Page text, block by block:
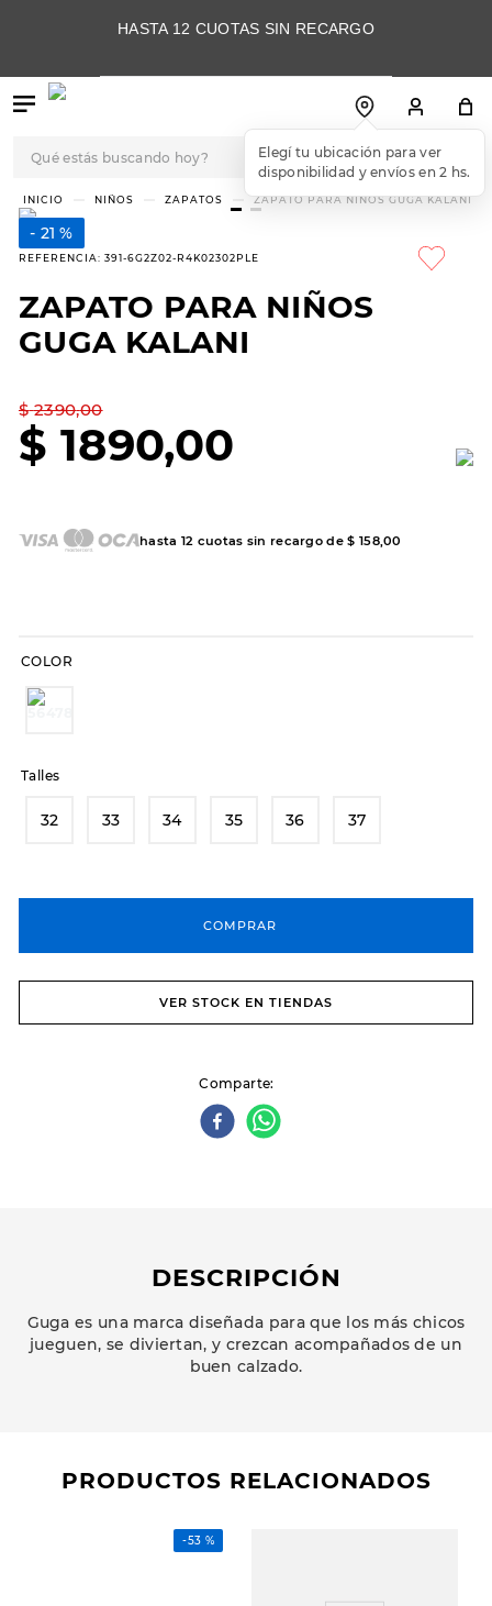
HASTA 12 CUOTAS SIN RECARGO
Elegí tu ubicación para ver
disponibilidad y envíos en 2 hs.
NIÑOS ZAPATOS ZAPATO PARA NIÑOS GUGA KALANI
21 %
REFERENCIA: 391-6G2Z02-R4K02302PLE
ZAPATO PARA NIÑOS
GUGA KALANI
$ 2390,00
$ 1890,00
hasta 12 cuotas sin recargo de$ 158,00
COLOR
Talles
32 33 34 35 36 37
COMPRAR
VER STOCK EN TIENDAS
Comparte
DESCRIPCIÓN
Guga es una marca diseñada para que los más chicos
jueguen, se diviertan, y crezcan acompañados de un
buen calzado.
PRODUCTOS RELACIONADOS
-53 %
TÉRMINOS MÁS
BUSCADOS
1
skechers